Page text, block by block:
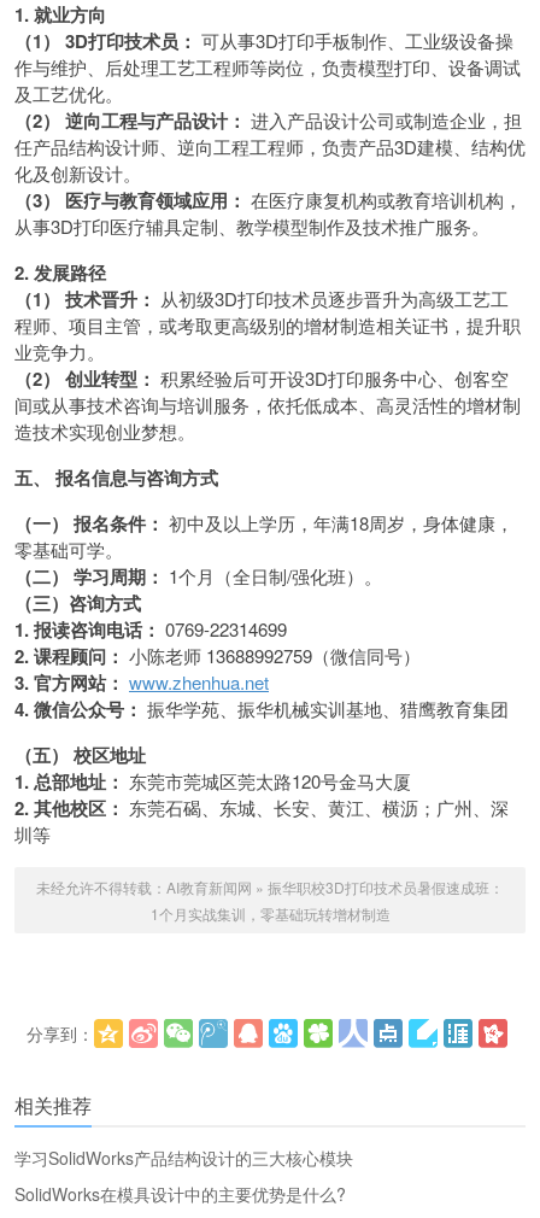
1. 就业方向
（1） 3D打印技术员： 可从事3D打印手板制作、工业级设备操
作与维护、后处理工艺工程师等岗位，负责模型打印、设备调试
及工艺优化。
（2） 逆向工程与产品设计： 进入产品设计公司或制造企业，担
任产品结构设计师、逆向工程工程师，负责产品3D建模、结构优
化及创新设计。
（3） 医疗与教育领域应用： 在医疗康复机构或教育培训机构，
从事3D打印医疗辅具定制、教学模型制作及技术推广服务。
2. 发展路径
（1） 技术晋升： 从初级3D打印技术员逐步晋升为高级工艺工
程师、项目主管，或考取更高级别的增材制造相关证书，提升职
业竞争力。
（2） 创业转型： 积累经验后可开设3D打印服务中心、创客空
间或从事技术咨询与培训服务，依托低成本、高灵活性的增材制
造技术实现创业梦想。
五、 报名信息与咨询方式
（一） 报名条件： 初中及以上学历，年满18周岁，身体健康，
零基础可学。
（二） 学习周期： 1个月（全日制/强化班）。
（三） 咨询方式
1. 报读咨询电话： 0769-22314699
2. 课程顾问： 小陈老师 13688992759（微信同号）
3. 官方网站： www.zhenhua.net
4. 微信公众号： 振华学苑、振华机械实训基地、猎鹰教育集团
（五） 校区地址
1. 总部地址： 东莞市莞城区莞太路120号金马大厦
2. 其他校区： 东莞石碣、东城、长安、黄江、横沥；广州、深
圳等
未经允许不得转载： AI教育新闻网 » 振华职校3D打印技术员暑假速成班：
1个月实战集训，零基础玩转增材制造
分享到：
相关推荐
学习SolidWorks产品结构设计的三大核心模块
SolidWorks在模具设计中的主要优势是什么?